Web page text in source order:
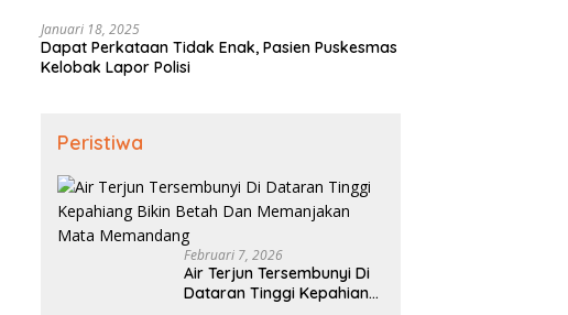
Januari 18, 2025
Dapat Perkataan Tidak Enak, Pasien Puskesmas
Kelobak Lapor Polisi
Peristiwa
Februari 7, 2026
Air Terjun Tersembunyi Di
Dataran Tinggi Kepahiang